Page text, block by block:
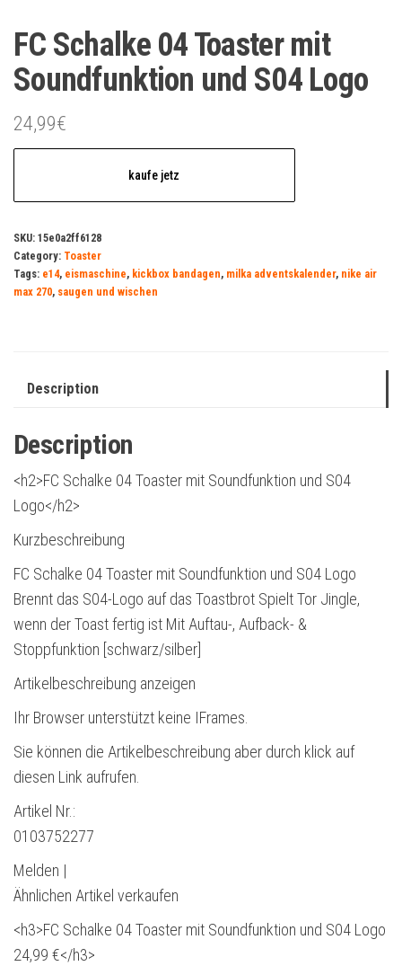
FC Schalke 04 Toaster mit
Soundfunktion und S04 Logo
24,99€
kaufe jetz
SKU: 15e0a2ff6128
Category: Toaster
Tags: e14, eismaschine, kickbox bandagen, milka adventskalender, nike air
max 270, saugen und wischen
Description
Description
<h2>FC Schalke 04 Toaster mit Soundfunktion und S04
Logo</h2>
Kurzbeschreibung
FC Schalke 04 Toaster mit Soundfunktion und S04 Logo
Brennt das S04-Logo auf das Toastbrot Spielt Tor Jingle,
wenn der Toast fertig ist Mit Auftau-, Aufback- &
Stoppfunktion [schwarz/silber]
Artikelbeschreibung anzeigen
Ihr Browser unterstützt keine IFrames.
Sie können die Artikelbeschreibung aber durch klick auf
diesen Link aufrufen.
Artikel Nr.:
0103752277
Melden |
Ähnlichen Artikel verkaufen
<h3>FC Schalke 04 Toaster mit Soundfunktion und S04 Logo
24,99 €</h3>